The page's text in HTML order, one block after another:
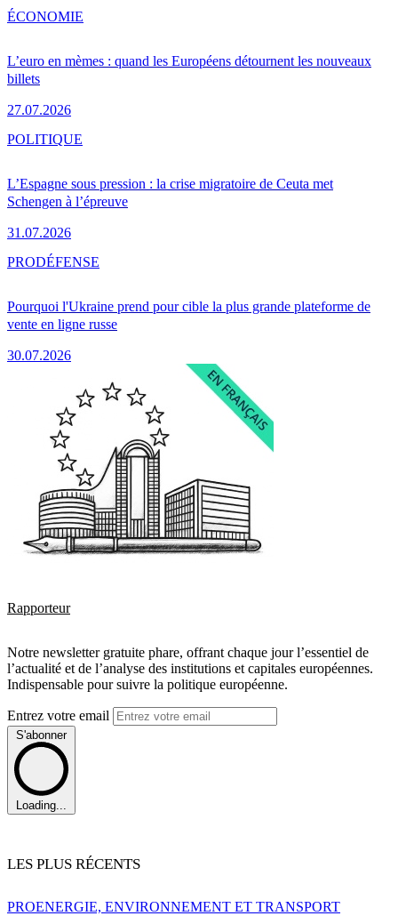
L’euro en mèmes : quand les Européens détournent les nouveaux
billets
27.07.2026
ÉCONOMIE
L’Espagne sous pression : la crise migratoire de Ceuta met
Schengen à l’épreuve
31.07.2026
POLITIQUE
Pourquoi l'Ukraine prend pour cible la plus grande plateforme de
vente en ligne russe
30.07.2026
PRODÉFENSE
Rapporteur
Notre newsletter gratuite phare, offrant chaque jour l’essentiel de
l’actualité et de l’analyse des institutions et capitales européennes.
Indispensable pour suivre la politique européenne.
Entrez votre email
S'abonner
Loading...
LES PLUS RÉCENTS
PROENERGIE, ENVIRONNEMENT ET TRANSPORT